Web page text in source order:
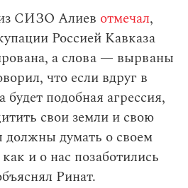
СИЗО Алиев отмечал,
Россией Кавказа
а слова — вырваны
что если вдруг в
будет подобная агрессия,
свои земли и свою
должны думать о своем
и о нас позаботились
Ринат.